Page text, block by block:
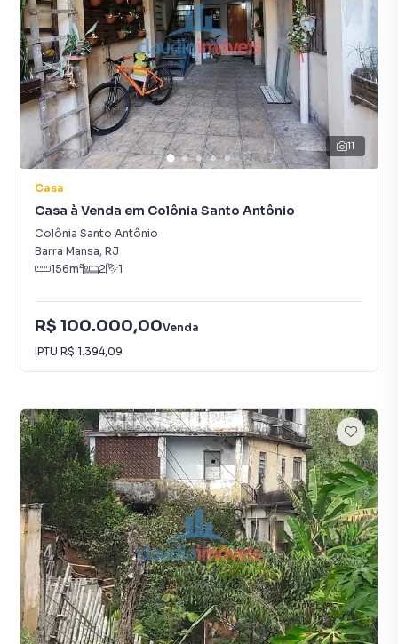
11
Casa
Casa à Venda em Colônia Santo Antônio
Colônia Santo Antônio
Barra Mansa, RJ
156m² 2 1
R$ 100.000,00Venda
IPTU R$ 1.394,09